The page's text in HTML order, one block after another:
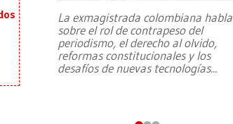
La exmagistrada colombiana habla
sobre el rol de contrapeso del
periodismo, el derecho al olvido,
reformas constitucionales y los
desafíos de nuevas tecnologías...